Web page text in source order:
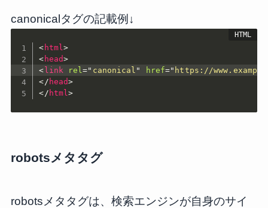
canonicalタグの記載例↓
< html>
< head>
< link rel=" canonical " href=" https://
</ head>
</ html>
robotsメタタグ
robotsメタタグは、検索エンジンが自身のサイ